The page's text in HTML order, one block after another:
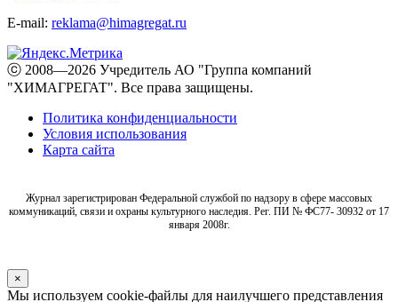
E-mail: reklama@himagregat.ru
ⓒ 2008—2026 Учредитель АО "Группа компаний
"ХИМАГРЕГАТ". Все права защищены.
Политика конфиденциальности
Условия использования
Карта сайта
Журнал зарегистрирован Федеральной службой по надзору в сфере массовых
коммуникаций, связи и охраны культурного наследия. Рег. ПИ № ФС77- 30932 от 17
января 2008г.
×
Мы используем cookie-файлы для наилучшего представления